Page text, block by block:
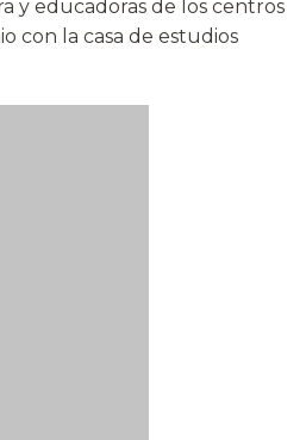
y educadoras de los centros
con la casa de estudios